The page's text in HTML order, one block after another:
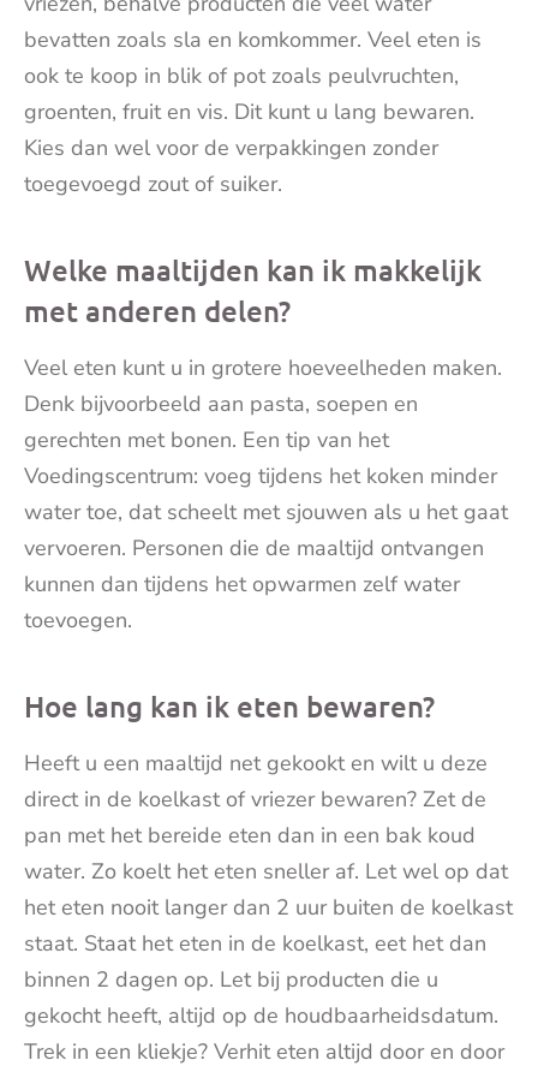
bevatten zoals sla en komkommer. Veel eten is
ook te koop in blik of pot zoals peulvruchten,
groenten, fruit en vis. Dit kunt u lang bewaren.
Kies dan wel voor de verpakkingen zonder
toegevoegd zout of suiker.
Welke maaltijden kan ik makkelijk
met anderen delen?
Veel eten kunt u in grotere hoeveelheden maken.
Denk bijvoorbeeld aan pasta, soepen en
gerechten met bonen. Een tip van het
Voedingscentrum: voeg tijdens het koken minder
water toe, dat scheelt met sjouwen als u het gaat
vervoeren. Personen die de maaltijd ontvangen
kunnen dan tijdens het opwarmen zelf water
toevoegen.
Hoe lang kan ik eten bewaren?
Heeft u een maaltijd net gekookt en wilt u deze
direct in de koelkast of vriezer bewaren? Zet de
pan met het bereide eten dan in een bak koud
water. Zo koelt het eten sneller af. Let wel op dat
het eten nooit langer dan 2 uur buiten de koelkast
staat. Staat het eten in de koelkast, eet het dan
binnen 2 dagen op. Let bij producten die u
gekocht heeft, altijd op de houdbaarheidsdatum.
Trek in een kliekje? Verhit eten altijd door en door